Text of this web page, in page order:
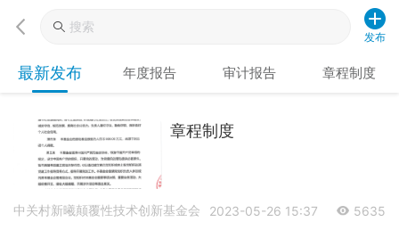
发布
最新发布 年度报告 审计报告 章程制度
章程制度
中关村新曦颠覆性技术创新基金会 2023-05-26 15:37 5635